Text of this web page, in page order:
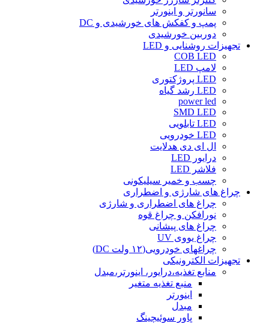
سانورتر و اینورتر
پمپ و کفکش های خورشیدی و DC
دوربین خورشیدی
تجهیزات روشنایی و LED
COB LED
لامپ LED
LED پروژکتوری
LED رشد گیاه
power led
SMD LED
LED تابلویی
LED خودرویی
ال ای دی هدلایت
درایور LED
فلاشر LED
چسب و خمیر سیلیکونی
چراغ های شارژی و اضطراری
چراغ های اضطراری و شارژی
نورافکن و چراغ قوه
چراغ های پیشانی
چراغ یووی UV
چراغهای خودرویی(۱۲ ولت DC)
تجهیزات الکترونیکی
منابع تغذیه،درایور، اینورتر،مبدل
منبع تغذیه متغیر
اینورتر
مبدل
پاور سوئیچینگ